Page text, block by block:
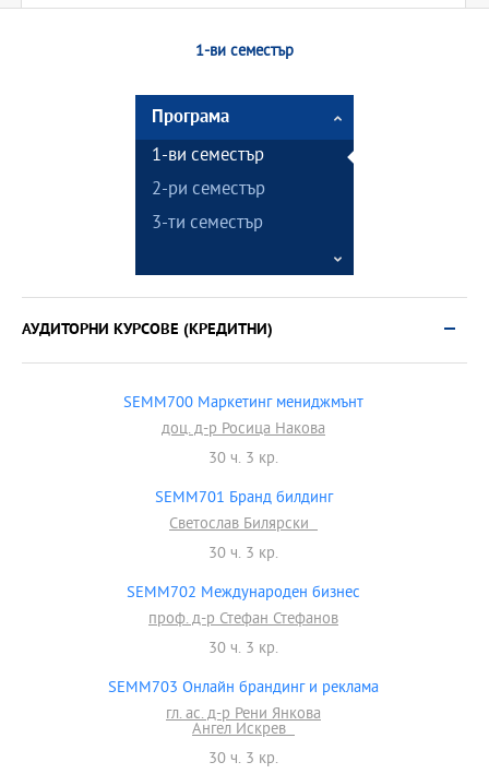
1-ви семестър
Програма
1-ви семестър
2-ри семестър
3-ти семестър
АУДИТОРНИ КУРСОВЕ (КРЕДИТНИ)
SEMM700 Маркетинг мениджмънт
доц. д-р Росица Накова
30 ч. 3 кр.
SEMM701 Бранд билдинг
Светослав Билярски
30 ч. 3 кр.
SEMM702 Международен бизнес
проф. д-р Стефан Стефанов
30 ч. 3 кр.
SEMM703 Онлайн брандинг и реклама
гл. ас. д-р Рени Янкова
Ангел Искрев
30 ч. 3 кр.